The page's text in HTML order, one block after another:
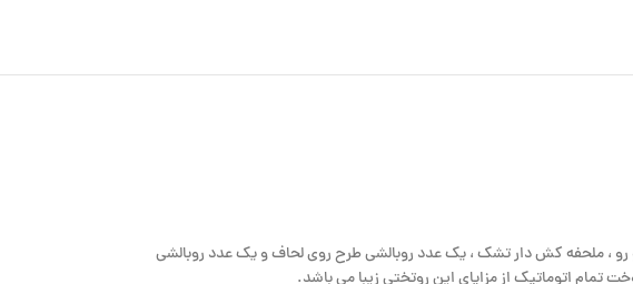
، ملحفه کش دار تشک ، یک عدد روبالشی طرح روی لحاف و یک عدد روبالشی
اتوماتیک از مزایای این روتختی زیبا می باشد.